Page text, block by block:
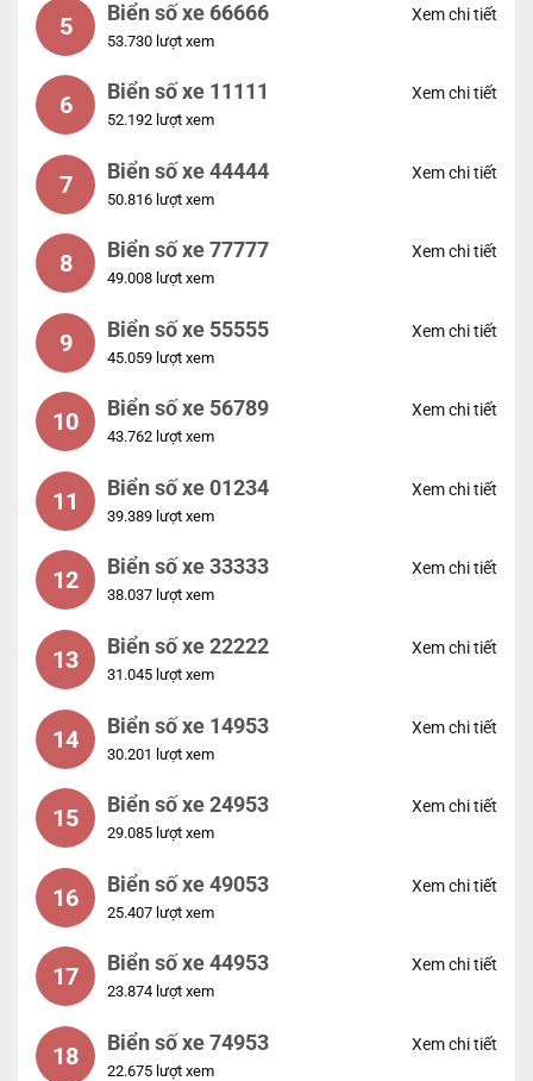
5 Biển số xe 66666
53.730 lượt xem
Xem chi tiết
6 Biển số xe 11111
52.192 lượt xem
Xem chi tiết
7 Biển số xe 44444
50.816 lượt xem
Xem chi tiết
8 Biển số xe 77777
49.008 lượt xem
Xem chi tiết
9 Biển số xe 55555
45.059 lượt xem
Xem chi tiết
10 Biển số xe 56789
43.762 lượt xem
Xem chi tiết
11 Biển số xe 01234
39.389 lượt xem
Xem chi tiết
12 Biển số xe 33333
38.037 lượt xem
Xem chi tiết
13 Biển số xe 22222
31.045 lượt xem
Xem chi tiết
14 Biển số xe 14953
30.201 lượt xem
Xem chi tiết
15 Biển số xe 24953
29.085 lượt xem
Xem chi tiết
16 Biển số xe 49053
25.407 lượt xem
Xem chi tiết
17 Biển số xe 44953
23.874 lượt xem
Xem chi tiết
18 Biển số xe 74953
22.675 lượt xem
Xem chi tiết